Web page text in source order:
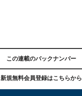
この連載のバックナンバー
新規無料会員登録はこちらから